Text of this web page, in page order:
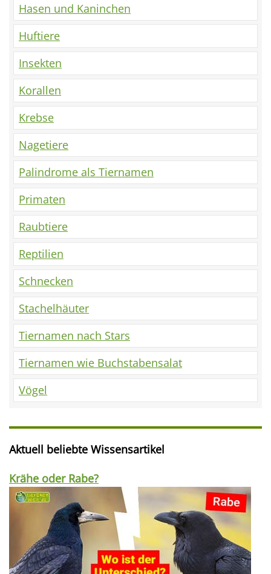
Hasen und Kaninchen
Huftiere
Insekten
Korallen
Krebse
Nagetiere
Palindrome als Tiernamen
Primaten
Raubtiere
Reptilien
Schnecken
Stachelhäuter
Tiernamen nach Stars
Tiernamen wie Buchstabensalat
Vögel
Aktuell beliebte Wissensartikel
Krähe oder Rabe?